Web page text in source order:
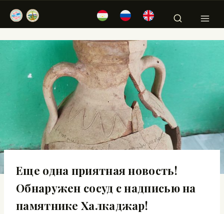
Еще одна приятная новость!
Обнаружен сосуд с надписью на
памятнике Халкаджар!